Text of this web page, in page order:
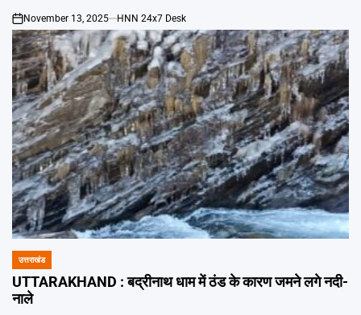
on
November 13, 2025 HNN 24x7 Desk
POSTED
IN
उत्तराखंड
UTTARAKHAND : बद्रीनाथ धाम में ठंड के कारण जमने लगे नदी-
नाले